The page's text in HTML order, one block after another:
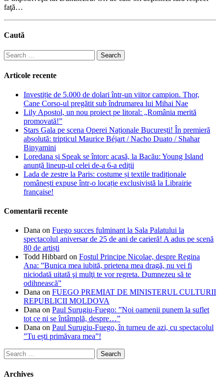
faţă…
Caută
Search
for:
Articole recente
Investiție de 5.000 de dolari într-un viitor campion. Thor,
Cane Corso-ul pregătit sub îndrumarea lui Mihai Nae
Lily Apostol, un nou proiect pe litoral: „România merită
promovată!”
Stars Gala pe scena Operei Naționale București! În premieră
absolută: tripticul Maurice Béjart / Nacho Duato / Shahar
Binyamini
Loredana și Speak se întorc acasă, la Bacău: Young Island
anunță lineup-ul celei de-a 6-a ediții
Lada de zestre la Paris: costume și textile tradiționale
românești expuse într-o locație exclusivistă la Librairie
française!
Comentarii recente
Dana on Fuego succes fulminant la Sala Palatului la
spectacolul aniversar de 25 de ani de carieră! A adus pe scenă
80 de artiști
Todd Hibbard on Fostul Principe Nicolae, despre Regina
Ana: ”Bunica mea iubită, prietena mea dragă, nu vei fi
niciodată uitată şi mulţi te vor regreta. Dumnezeu să te
odihnească”
Dana on FUEGO PREMIAT DE MINISTERUL CULTURII
REPUBLICII MOLDOVA
Dana on Paul Surugiu-Fuego: ”Noi oamenii punem la suflet
tot ce ni se întâmplă, despre…”
Dana on Paul Surugiu-Fuego, în turneu de azi, cu spectacolul
”Tu ești primăvara mea”!
Search
for:
Archives